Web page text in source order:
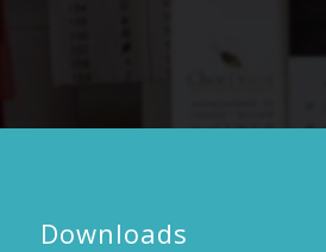
Downloads